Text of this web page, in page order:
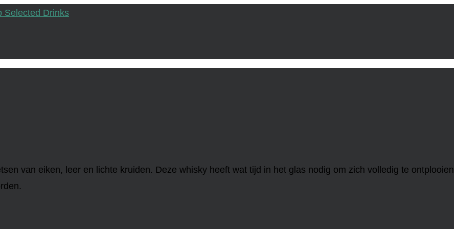
van eiken, leer en lichte kruiden. Deze whisky heeft wat tijd in het glas nodig om zich volledig te ontplooien